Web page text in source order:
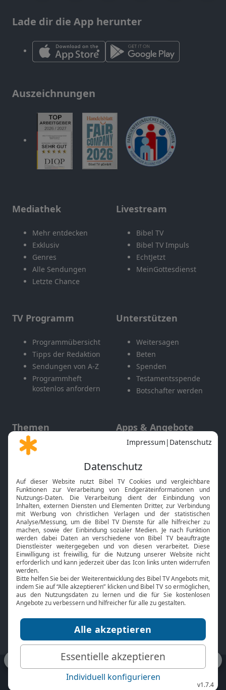
Lade dir die App herunter
Auszeichnungen
Mediathek
Mehr entdecken
Exklusiv
Genres
Alle Sendungen
Letzte Chance
Livestream
Bibel TV
Bibel TV Impuls
EchtJetzt
MeinGottesdienst
TV Programm
Programmübersicht
Tipps der Redaktion
Sendungen von A-Z
Programmheft
kostenlos anfordern
Unterstützen
Weitersagen
Beten
Spenden
Testamentsspende
Botschafter werden
Themen
Gott und Bibel erklärt
Neuigkeiten
Apps & Angebote
Mobile App
Smart TV
HbbTV
Bibelthek Online-Bibel
Nächster Gottesdienst
Bibel TV
Über uns
Jobs
Mediadaten
Service
Kontakt
TV-Empfang
bibeltv.de: Impressum
Datenschutz
Nutzungsbedingungen